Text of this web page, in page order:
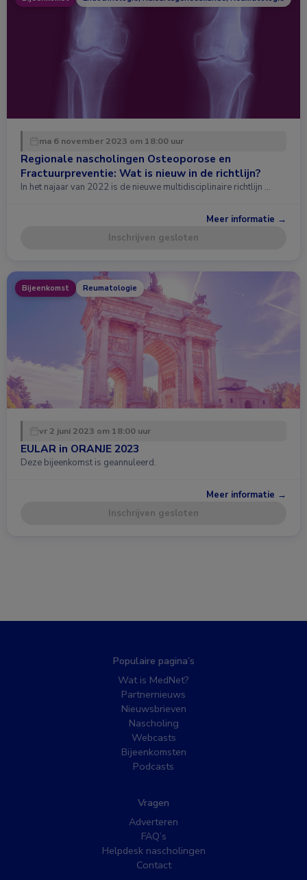
ma 6 november 2023 om 18:00 uur
Regionale nascholingen Osteoporose en
Fractuurpreventie: Wat is nieuw in de richtlijn?
In het najaar van 2022 is de nieuwe multidisciplinaire richtlijn …
Meer informatie →
Inschrijven gesloten
Bijeenkomst Reumatologie
vr 2 juni 2023 om 18:00 uur
EULAR in ORANJE 2023
Deze bijeenkomst is geannuleerd.
Meer informatie →
Inschrijven gesloten
Populaire pagina’s
Wat is MedNet?
Partnernieuws
Nieuwsbrieven
Nascholing
Webcasts
Bijeenkomsten
Podcasts
Vragen
Adverteren
FAQ’s
Helpdesk nascholingen
Contact